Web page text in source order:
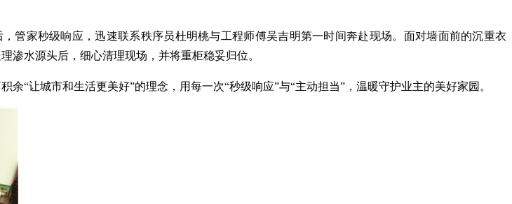
，管家秒级响应，迅速联系秩序员杜明桃与工程师傅吴吉明第一时间奔赴现场。面对墙面前的沉重衣
渗水源头后，细心清理现场，并将重柜稳妥归位。
余“让城市和生活更美好”的理念，用每一次“秒级响应”与“主动担当”，温暖守护业主的美好家园。